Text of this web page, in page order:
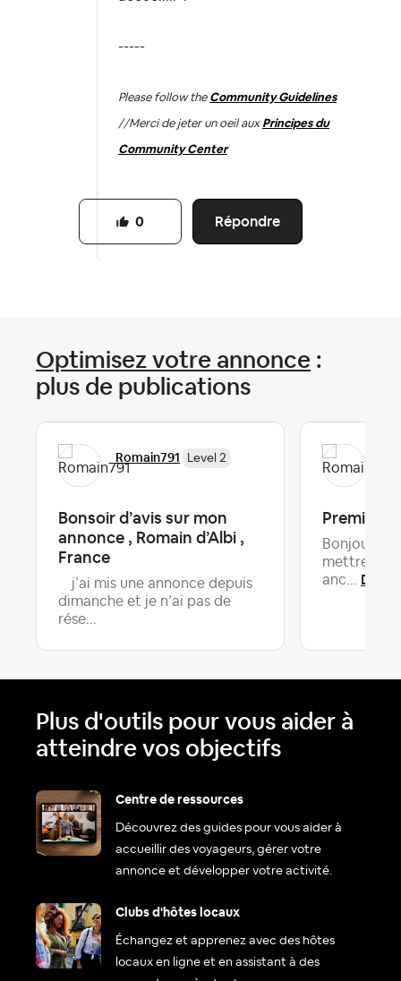
-----
Please follow the Community Guidelines
//Merci de jeter un oeil aux Principes du
Community Center
Répondre
0
Optimisez votre annonce :
plus de publications
Romain791 Level 2
Bonsoir d’avis sur mon
annonce , Romain d’Albi ,
France
j’ai mis une annonce depuis
dimanche et je n’ai pas de
rése...
Premiers
Bonjour à
mettre
anc...
Plus d'outils pour vous aider à
atteindre vos objectifs
Centre de ressources
Découvrez des guides pour vous aider à
accueillir des voyageurs, gérer votre
annonce et développer votre activité.
Clubs d'hôtes locaux
Échangez et apprenez avec des hôtes
locaux en ligne et en assistant à des